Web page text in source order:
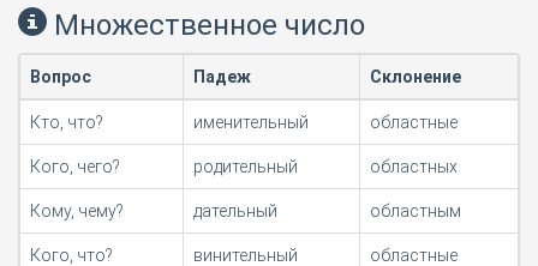
Множественное число
Вопрос Падеж Склонение
Кто, что? именительный областные
Кого, чего? родительный областных
Кому, чему? дательный областным
Кого, что? винительный областные